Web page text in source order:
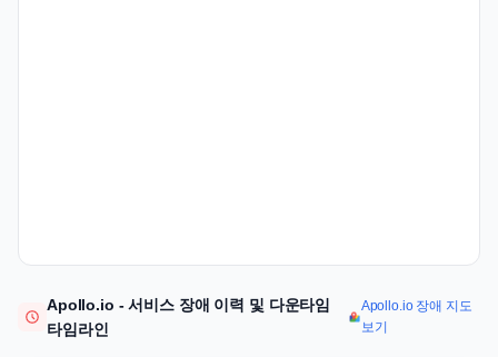
Apollo.io - 서비스 장애 이력 및 다운타임
타임라인
Apollo.io 장애 지도
보기